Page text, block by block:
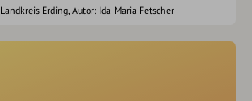
Landkreis Erding, Autor: Ida-Maria Fetscher